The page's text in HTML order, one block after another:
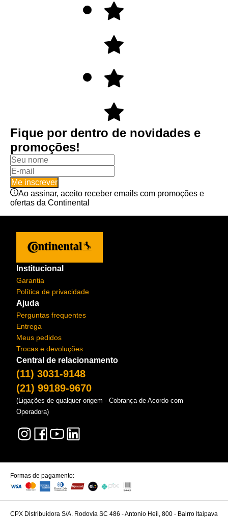
Fique por dentro de novidades e
promoções!
Me inscrever
Ao assinar, aceito receber emails com promoções e
ofertas da Continental
Institucional
Garantia
Política de privacidade
Ajuda
Perguntas frequentes
Entrega
Meus pedidos
Trocas e devoluções
Central de relacionamento
(11) 3031-9148
(21) 99189-9670
(Ligações de qualquer origem - Cobrança de Acordo com
Operadora)
Formas de pagamento:
CPX Distribuidora S/A. Rodovia SC 486 - Antonio Heil, 800 - Bairro Itaipava